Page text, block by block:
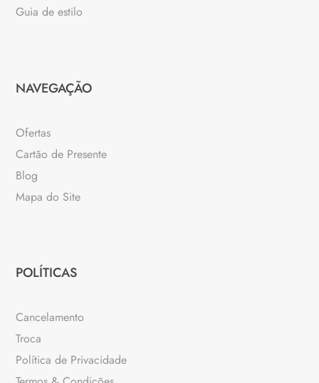
Guia de estilo
NAVEGAÇÃO
Ofertas
Cartão de Presente
Blog
Mapa do Site
POLÍTICAS
Cancelamento
Troca
Política de Privacidade